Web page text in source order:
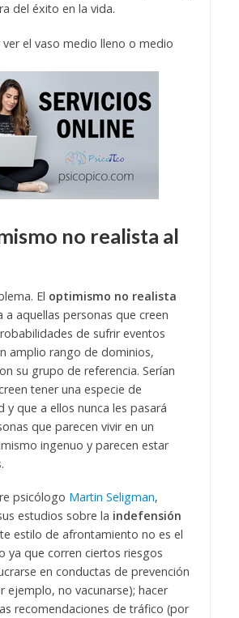
del éxito en la vida.
ver el vaso medio lleno o medio
no realista al
El optimismo no realista
a aquellas personas que creen
de sufrir eventos
amplio rango de dominios,
su grupo de referencia. Serían
tener una especie de
y que a ellos nunca les pasará
que parecen vivir en un
ingenuo y parecen estar
psicólogo Martin Seligman,
estudios sobre la indefensión
estilo de afrontamiento no es el
ya que corren ciertos riesgos
en conductas de prevención
ejemplo, no vacunarse); hacer
recomendaciones de tráfico (por